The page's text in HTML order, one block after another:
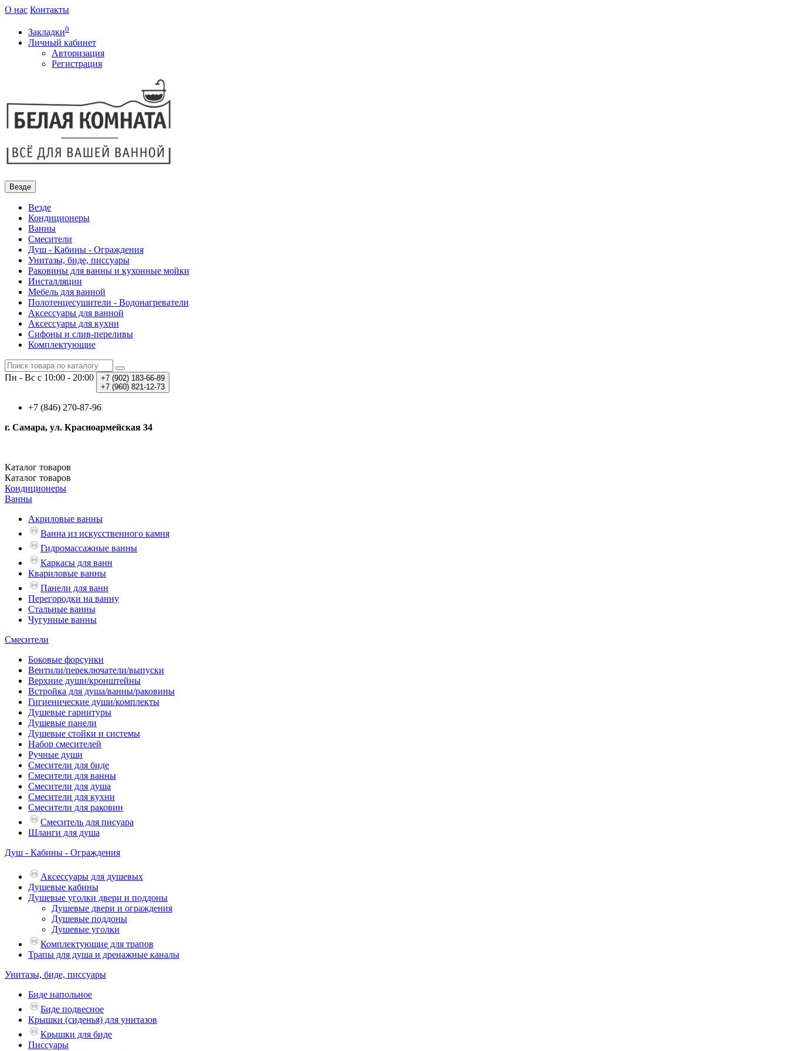
О нас Контакты
Закладки0
Личный кабинет
Авторизация
Регистрация
Везде
Везде
Кондиционеры
Ванны
Смесители
Душ - Кабины - Ограждения
Унитазы, биде, писсуары
Раковины для ванны и кухонные мойки
Инсталляции
Мебель для ванной
Полотенцесушители - Водонагреватели
Аксессуары для ванной
Аксессуары для кухни
Сифоны и слив-переливы
Комплектующие
Пн - Вс с 10:00 - 20:00 +7 (902) 183-66-89
+7 (960) 821-12-73
+7 (846) 270-87-96
г. Самара, ул. Красноармейская 34
Каталог товаров
Каталог товаров
Кондиционеры
Ванны
Акриловые ванны
Ванна из искусственного камня
Гидромассажные ванны
Каркасы для ванн
Квариловые ванны
Панели для ванн
Перегородки на ванну
Стальные ванны
Чугунные ванны
Смесители
Боковые форсунки
Вентили/переключатели/выпуски
Верхние души/кронштейны
Встройка для душа/ванны/раковины
Гигиенические души/комплекты
Душевые гарнитуры
Душевые панели
Душевые стойки и системы
Набор смесителей
Ручные души
Смесители для биде
Смесители для ванны
Смесители для душа
Смесители для кухни
Смесители для раковин
Смеситель для писуара
Шланги для душа
Душ - Кабины - Ограждения
Аксессуары для душевых
Душевые кабины
Душевые уголки двери и поддоны
Душевые двери и ограждения
Душевые поддоны
Душевые уголки
Комплектующие для трапов
Трапы для душа и дренажные каналы
Унитазы, биде, писсуары
Биде напольное
Биде подвесное
Крышки (сиденья) для унитазов
Крышки для биде
Писсуары